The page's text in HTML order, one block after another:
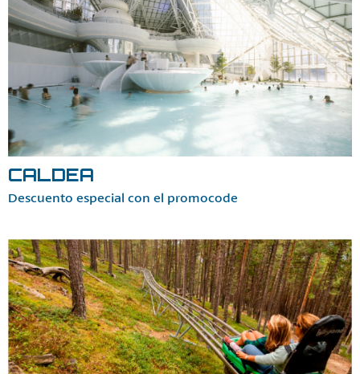
CALDEA
Descuento especial con el promocode